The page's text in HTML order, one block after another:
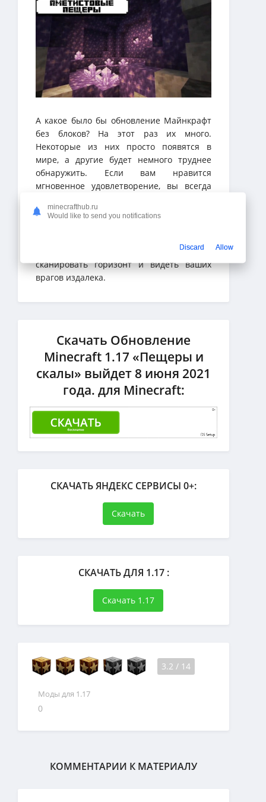
А какое было бы обновление Майнкрафт
без блоков? На этот раз их много.
Некоторые из них просто появятся в
мире, а другие будет немного труднее
обнаружить. Если вам нравится
мгновенное удовлетворение, вы всегда
режим, где вы можете получить доступ ко
уже о телескопе , который позволит вам
сканировать горизонт и видеть ваших
врагов издалека.
Скачать Обновление
Minecraft 1.17 «Пещеры и
скалы» выйдет 8 июня 2021
года. для Minecraft:
СКАЧАТЬ ЯНДЕКС СЕРВИСЫ 0+:
Скачать
СКАЧАТЬ ДЛЯ 1.17 :
Скачать 1.17
3.2 / 14
Моды для 1.17
0
КОММЕНТАРИИ К МАТЕРИАЛУ
minecrafthub.ru
Would like to send you notifications
Discard Allow